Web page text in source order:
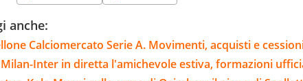
anche:
Calciomercato Serie A. Movimenti, acquisti e
Milan-Inter in diretta l'amichevole estiva, formazioni